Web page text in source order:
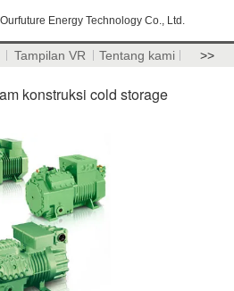
Energy Technology Co., Ltd.
Tampilan VR Tentang kami >>
konstruksi cold storage